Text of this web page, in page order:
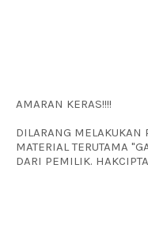
AMARAN KERAS!!!!
DILARANG MELAKUKAN
MATERIAL TERUTAMA
DARI PEMILIK.